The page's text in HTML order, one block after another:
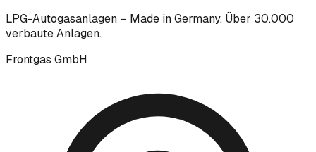
LPG-Autogasanlagen – Made in Germany. Über 30.000
verbaute Anlagen.
Frontgas GmbH